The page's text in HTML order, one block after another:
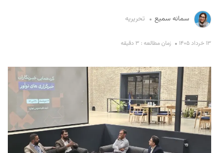
سمانه سمیع تحریریه
۱۳ خرداد ۱۴۰۵ زمان مطالعه : ۳ دقیقه